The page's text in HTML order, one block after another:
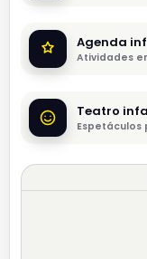
Agenda
Atividades
Teatro
Espetáculos